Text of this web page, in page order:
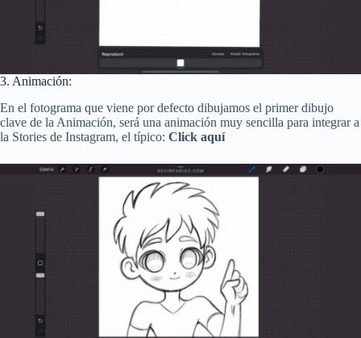
3. Animación:
En el fotograma que viene por defecto dibujamos el primer dibujo
clave de la Animación, será una animación muy sencilla para integrar a
la Stories de Instagram, el típico: Click aquí